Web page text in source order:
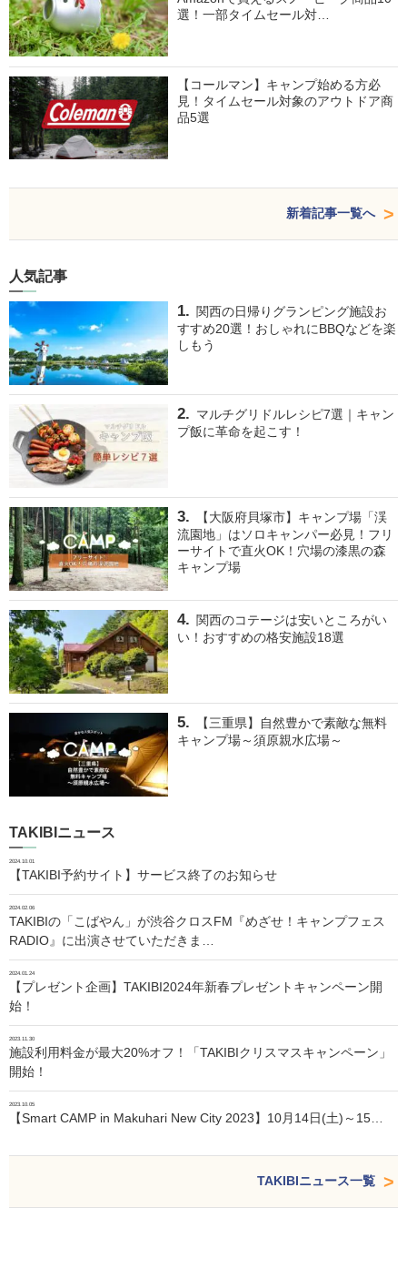
選！一部タイムセール対…
【コールマン】キャンプ始める方必
見！タイムセール対象のアウトドア商
品5選
新着記事一覧へ
人気記事
関西の日帰りグランピング施設お
すすめ20選！おしゃれにBBQなどを楽
しもう
マルチグリドルレシピ7選｜キャン
プ飯に革命を起こす！
【大阪府貝塚市】キャンプ場「渓
流園地」はソロキャンパー必見！フリ
ーサイトで直火OK！穴場の漆黒の森
キャンプ場
関西のコテージは安いところがい
い！おすすめの格安施設18選
【三重県】自然豊かで素敵な無料
キャンプ場～須原親水広場～
TAKIBIニュース
2024.10.01
【TAKIBI予約サイト】サービス終了のお知らせ
2024.02.06
TAKIBIの「こばやん」が渋谷クロスFM『めざせ！キャンプフェス
RADIO』に出演させていただきま…
2024.01.24
【プレゼント企画】TAKIBI2024年新春プレゼントキャンペーン開
始！
2023.11.30
施設利用料金が最大20%オフ！「TAKIBIクリスマスキャンペーン」
開始！
2023.10.05
【Smart CAMP in Makuhari New City 2023】10月14日(土)～15…
TAKIBIニュース一覧